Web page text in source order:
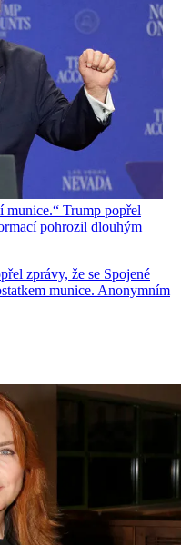
munice.“ Trump popřel
pohrozil dlouhým
zprávy, že se Spojené
munice. Anonymním